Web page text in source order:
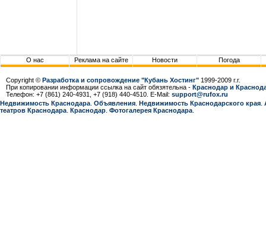
О нас Реклама на сайте Новости Погода
Copyright © Разработка и сопровождение "Кубань Хостинг" 1999-2009 г.г.
При копировании информации ссылка на сайт обязятельна - Краснодар и
Телефон: +7 (861) 240-4931, +7 (918) 440-4510. E-Mail: support@rufox.ru
Недвижимость Краснодара Объявления Недвижимость Краснодарcкого края
театров Краснодара Краснодар Фотогалерея Краснодара